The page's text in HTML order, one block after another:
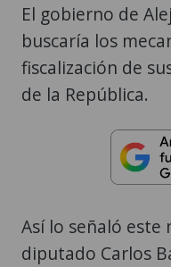
El gobierno de
buscaría los
fiscalización de
de la República.
Así lo señaló este
diputado Carlos